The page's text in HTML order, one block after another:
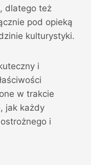
dlatego też
pod opieką
kulturystyki.
i
w trakcie
jak każdy
i